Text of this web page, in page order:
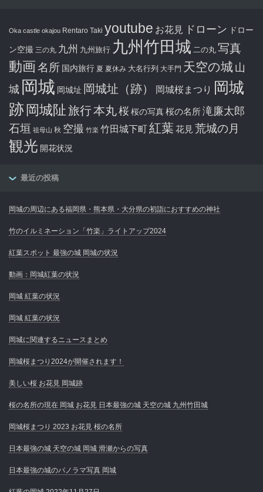
Oka castle okajou Rentaro Taki youtube お花見 ドローン ドロー
ン空撮 三の丸 九州 九州旅行 九州竹田城 二の丸 写真
動画名所 国内旅行 夏 夏休み 大名行列 大手門 天空の城 山
城 岡城 岡城址 岡城址（跡） 岡城桜まつり 岡城
跡 岡城阯旅行本丸桜桜の写真桜の名所滝廉太郎
石垣 祖母山 秋 空撮 竹楽 竹田城下町紅葉 花見 荒城の月
観光 開花状況
最近の投稿
岡城の周辺にある福岡県・熊本県・大分県の初詣におすすめの神社
竹のイルミネーション「竹楽」ライトアップ2024
紅葉スポット 最強の城 岡城の状況
動画：岡城紅葉の状況
岡城 紅葉の状況
岡城 紅葉の状況
岡城に関連するニュースまとめ
岡城桜まつり2024が開催されます！
美しい桜 お花見 岡城跡
桜の名所の現在 岡城 お花見 日本最強の城 天空の城 九州竹田城
岡城桜まつり 2023 お花見 桜の名所
日本最強の城 天空の城 岡城 滑瀬からの写真
日本最強の城のパノラマ写真 岡城